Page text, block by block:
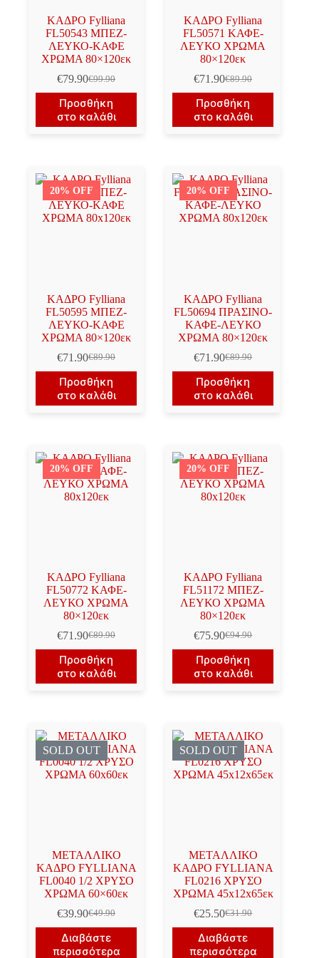
ΚΑΔΡΟ Fylliana
FL50543 ΜΠΕΖ-
ΛΕΥΚΟ-ΚΑΦΕ
ΧΡΩΜΑ 80×120εκ
€99.90
Original
price
was:
€99.90.
€79.90Η
τρέχουσα
τιμή
είναι:
Προσθήκη
στο καλάθι
ΚΑΔΡΟ Fylliana
FL50571 ΚΑΦΕ-
ΛΕΥΚΟ ΧΡΩΜΑ
80×120εκ
€89.90
Original
price
was:
€89.90.
€71.90Η
τρέχουσα
τιμή
είναι:
Προσθήκη
στο καλάθι
20% OFF
ΚΑΔΡΟ Fylliana
FL50595 ΜΠΕΖ-
ΛΕΥΚΟ-ΚΑΦΕ
ΧΡΩΜΑ 80×120εκ
€89.90
Original
price
was:
€89.90.
€71.90Η
τρέχουσα
τιμή
είναι:
Προσθήκη
στο καλάθι
20% OFF
ΚΑΔΡΟ Fylliana
FL50694 ΠΡΑΣΙΝΟ-
ΚΑΦΕ-ΛΕΥΚΟ
ΧΡΩΜΑ 80×120εκ
€89.90
Original
price
was:
€89.90.
€71.90Η
τρέχουσα
τιμή
είναι:
Προσθήκη
στο καλάθι
20% OFF
ΚΑΔΡΟ Fylliana
FL50772 ΚΑΦΕ-
ΛΕΥΚΟ ΧΡΩΜΑ
80×120εκ
€89.90
Original
price
was:
€89.90.
€71.90Η
τρέχουσα
τιμή
είναι:
Προσθήκη
στο καλάθι
20% OFF
ΚΑΔΡΟ Fylliana
FL51172 ΜΠΕΖ-
ΛΕΥΚΟ ΧΡΩΜΑ
80×120εκ
€94.90
Original
price
was:
€94.90.
€75.90Η
τρέχουσα
τιμή
είναι:
Προσθήκη
στο καλάθι
SOLD OUT
ΜΕΤΑΛΛΙΚΟ
ΚΑΔΡΟ FYLLIANA
FL0040 1/2 ΧΡΥΣΟ
ΧΡΩΜΑ 60×60εκ
€49.90
Original
price
was:
€39.90Η
τρέχουσα
τιμή
Διαβάστε
περισσότερα
SOLD OUT
ΜΕΤΑΛΛΙΚΟ
ΚΑΔΡΟ FYLLIANA
FL0216 ΧΡΥΣΟ
ΧΡΩΜΑ 45x12x65εκ
€31.90
Original
price
was:
€25.50Η
τρέχουσα
τιμή
Διαβάστε
περισσότερα